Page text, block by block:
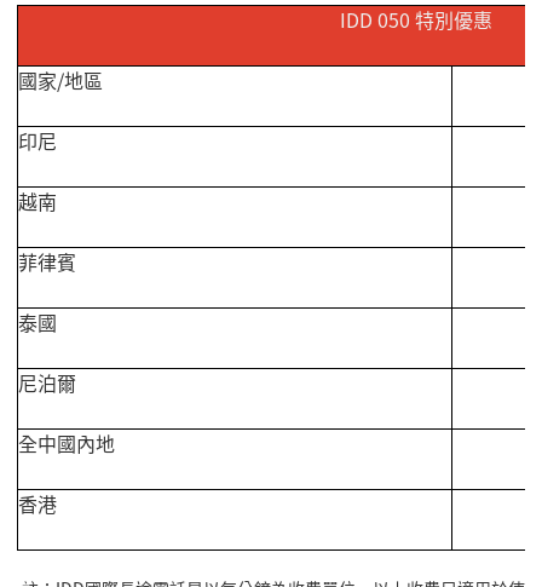
IDD 050 特別優惠
國家/地區
印尼
越南
菲律賓
泰國
尼泊爾
全中國內地
香港